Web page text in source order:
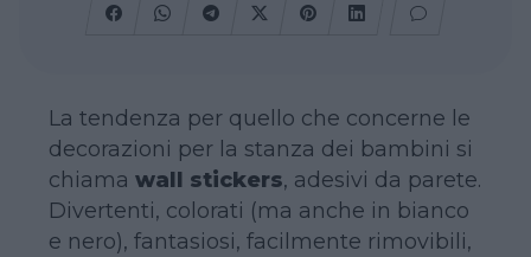
La tendenza per quello che concerne le
decorazioni per la stanza dei bambini si
chiama wall stickers, adesivi da parete.
Divertenti, colorati (ma anche in bianco
e nero), fantasiosi, facilmente rimovibili,